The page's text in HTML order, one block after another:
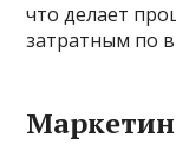
что делает
затратным по